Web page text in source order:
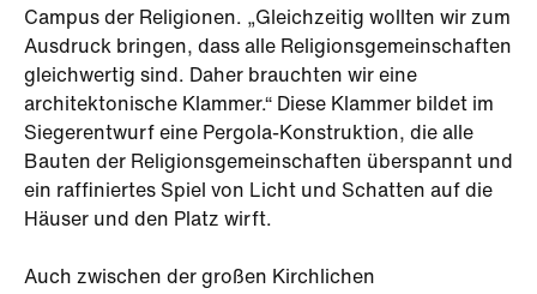
Campus der Religionen. „Gleichzeitig wollten wir zum
Ausdruck bringen, dass alle Religionsgemeinschaften
gleichwertig sind. Daher brauchten wir eine
architektonische Klammer.“ Diese Klammer bildet im
Siegerentwurf eine Pergola-Konstruktion, die alle
Bauten der Religionsgemeinschaften überspannt und
ein raffiniertes Spiel von Licht und Schatten auf die
Häuser und den Platz wirft.
Auch zwischen der großen Kirchlichen